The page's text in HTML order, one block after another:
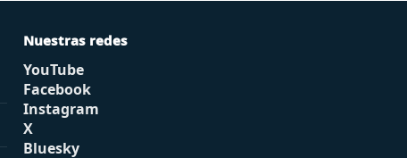
Nuestras redes
YouTube
Facebook
Instagram
X
Bluesky